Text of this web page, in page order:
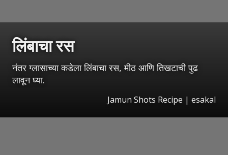
लिंबाचा रस
नंतर ग्लासाच्या कडेला लिंबाचा रस, मीठ आणि तिखटाची पुढ
लावून घ्या.
Jamun Shots Recipe | esakal